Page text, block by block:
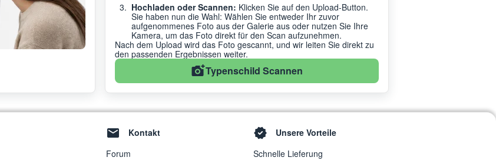
Hochladen oder Scannen: Klicken Sie auf den Upload-Button.
Sie haben nun die Wahl: Wählen Sie entweder Ihr zuvor
aufgenommenes Foto aus der Galerie aus oder nutzen Sie Ihre
Kamera, um das Foto direkt für den Scan aufzunehmen.
Nach dem Upload wird das Foto gescannt, und wir leiten Sie direkt zu
den passenden Ergebnissen weiter.
Typenschild Scannen
Kontakt
Forum
Unsere Vorteile
Schnelle Lieferung